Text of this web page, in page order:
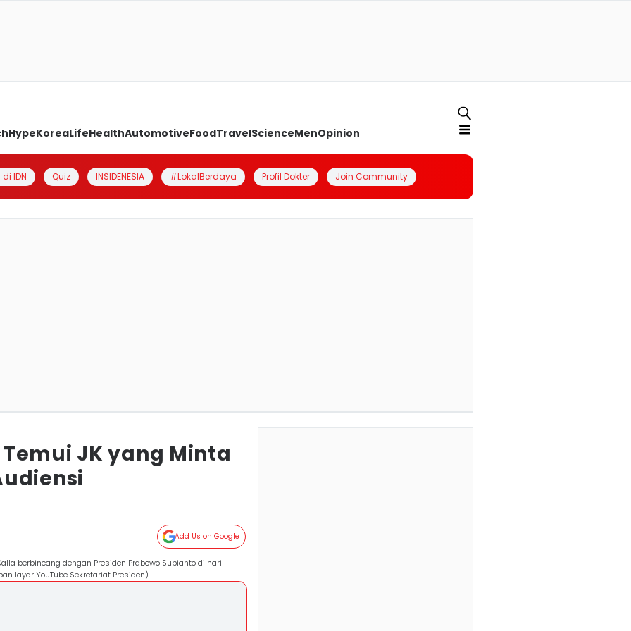
HypeKoreaLifeHealthAutomotiveFoodTravelScienceMenOpinion
IDN Quiz INSIDENESIA #LokalBerdaya Profil Dokter Join Community
JK yang Minta
Add Us on Google
berbincang dengan Presiden Prabowo Subianto di hari
layar YouTube Sekretariat Presiden)